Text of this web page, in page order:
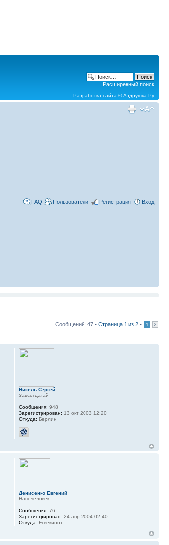
Расширенный поиск
Разработка сайта ©Андрушка.Ру
FAQ Пользователи Регистрация Вход
Сообщений: 47 • Страница 1 из 2 • 1 2
Никель Сергей
Завсегдатай
Сообщения: 948
Зарегистрирован: 13 окт 2003 12:20
Откуда: Берлин
Денисенко Евгений
Наш человек
Сообщения: 76
Зарегистрирован: 24 апр 2004 02:40
Откуда: Егвекинот